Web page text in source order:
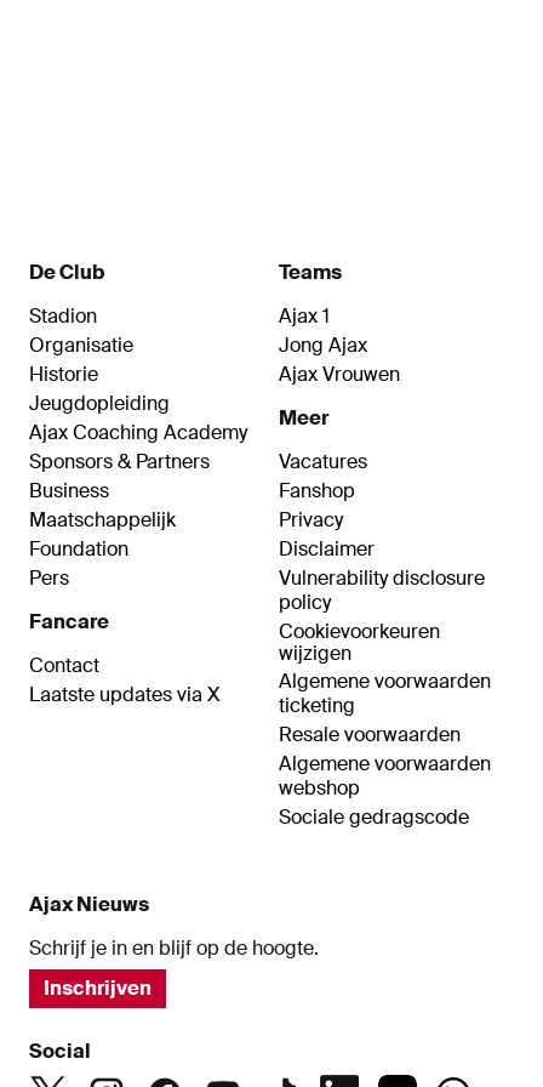
De Club
Stadion
Organisatie
Historie
Jeugdopleiding
Ajax Coaching Academy
Sponsors & Partners
Business
Maatschappelijk
Foundation
Pers
Fancare
Contact
Laatste updates via X
Teams
Ajax 1
Jong Ajax
Ajax Vrouwen
Meer
Vacatures
Fanshop
Privacy
Disclaimer
Vulnerability disclosure
policy
Cookievoorkeuren
wijzigen
Algemene voorwaarden
ticketing
Resale voorwaarden
Algemene voorwaarden
webshop
Sociale gedragscode
Ajax Nieuws
Schrijf je in en blijf op de hoogte.
Inschrijven
Social